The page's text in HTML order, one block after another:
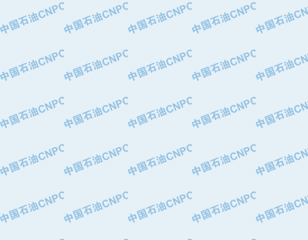
·南阳防爆集团有限公司
·乳山市力久特种电机有限公司
·无锡西姆莱斯石油专用管制造有限公
·沈阳全密封变压器股份有限公司
·河北华北石油天成实业集团有限公司
·特变电工股份有限公司
·中国石化镇海炼油化工股份有限公司
·重庆川东阀门制造有限公司
·三明高中压阀门有限公司
·宁波永泰塑料机械有限公司宁波高压
·上海人民企业集团有限公司
·西安巨力石油技术有限责任公司